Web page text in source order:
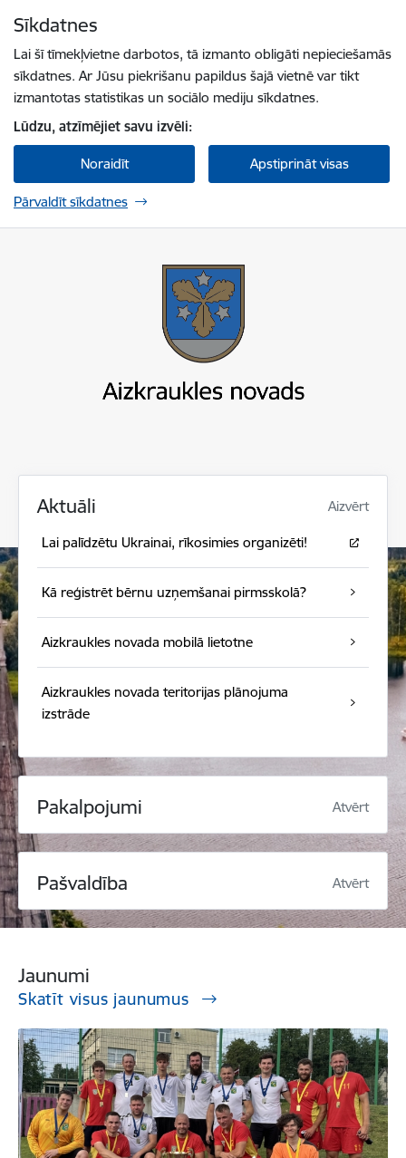
Sīkdatnes
Lai šī tīmekļvietne darbotos, tā izmanto obligāti nepieciešamās
sīkdatnes. Ar Jūsu piekrišanu papildus šajā vietnē var tikt
izmantotas statistikas un sociālo mediju sīkdatnes.
Lūdzu, atzīmējiet savu izvēli:
Noraidīt Apstiprināt visas
Pārvaldīt sīkdatnes
Aktuāli Aizvērt
Lai palīdzētu Ukrainai, rīkosimies organizēti!
Kā reģistrēt bērnu uzņemšanai pirmsskolā?
Aizkraukles novada mobilā lietotne
Aizkraukles novada teritorijas plānojuma
izstrāde
Pakalpojumi Atvērt
Pašvaldība Atvērt
Jaunumi
Skatīt visus jaunumus